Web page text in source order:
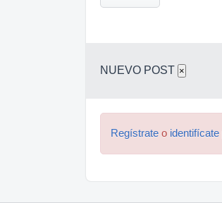
NUEVO POST ×
Regístrate o identifícate